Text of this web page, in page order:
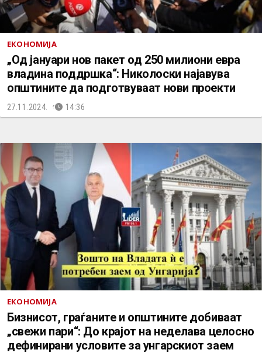
ЕКОНОМИЈА
„Од јануари нов пакет од 250 милиони евра
владина поддршка“: Николоски најавува
општините да подготвуваат нови проекти
27.11.2024. 14:36
ЕКОНОМИЈА
Бизнисот, граѓаните и општините добиваат
„свежи пари“: До крајот на неделава целосно
дефинирани условите за унгарскиот заем